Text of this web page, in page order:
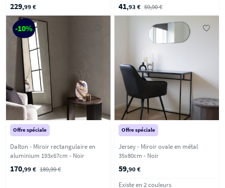
229,99 € 41,93 € 59,90 €
-10%
Offre spéciale
Dalton - Miroir rectangulaire en
aluminium 193x67cm - Noir
170,99 € 189,99 €
Offre spéciale
Jersey - Miroir ovale en métal
35x80cm - Noir
59,90 €
Existe en 2 couleurs